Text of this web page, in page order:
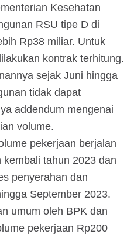
Kesehatan
RSU tipe D di
Rp38 miliar. Untuk
kontrak terhitung.
sejak Juni hingga
tidak dapat
addendum mengenai
volume.
pekerjaan berjalan
tahun 2023 dan
penyerahan dan
September 2023.
umum oleh BPK dan
pekerjaan Rp200